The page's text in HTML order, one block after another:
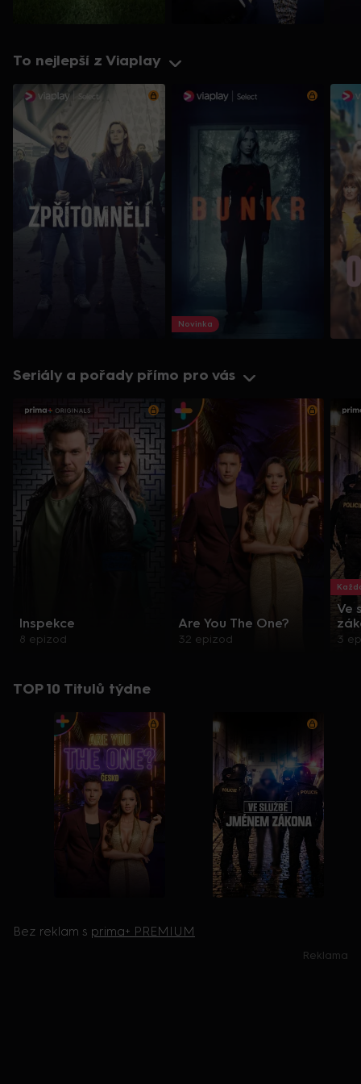
To nejlepší z Viaplay
Novinka
Seriály a pořady přímo pro vás
Inspekce
8 epizod
Are You The One?
32 epizod
Ve
3
TOP 10 Titulů týdne
Bez reklam s prima+ PREMIUM
Reklama